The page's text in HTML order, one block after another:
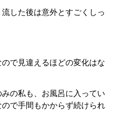
した後は意外とすごくしっ
で見違えるほどの変化はな
の私も、お風呂に入ってい
で手間もかからず続けられ